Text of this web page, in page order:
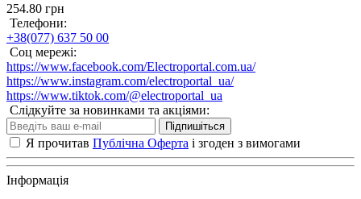
254.80 грн
Телефони:
+38(077) 637 50 00
Соц мережі:
https://www.facebook.com/Electroportal.com.ua/
https://www.instagram.com/electroportal_ua/
https://www.tiktok.com/@electroportal_ua
Слідкуйте за новинками та акціями:
Підпишіться
Я прочитав Публічна Оферта і згоден з вимогами
Інформація